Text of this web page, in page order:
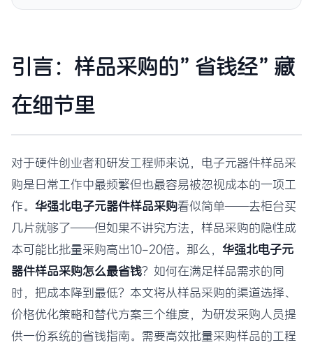
引言：样品采购的”省钱经”藏
在细节里
对于硬件创业者和研发工程师来说，电子元器件样品采
购是日常工作中最频繁但也最容易被忽视成本的一项工
作。 华强北电子元器件样品采购看似简单——去柜台买
几片就够了——但如果不讲究方法，样品采购的隐性成
本可能比批量采购高出10-20倍。那么， 华强北电子元
器件样品采购怎么最省钱？如何在满足样品需求的同
时，把成本降到最低？本文将从样品采购的渠道选择、
价格优化策略和替代方案三个维度，为研发采购人员提
供一份系统的省钱指南。需要高效批量采购样品的工程